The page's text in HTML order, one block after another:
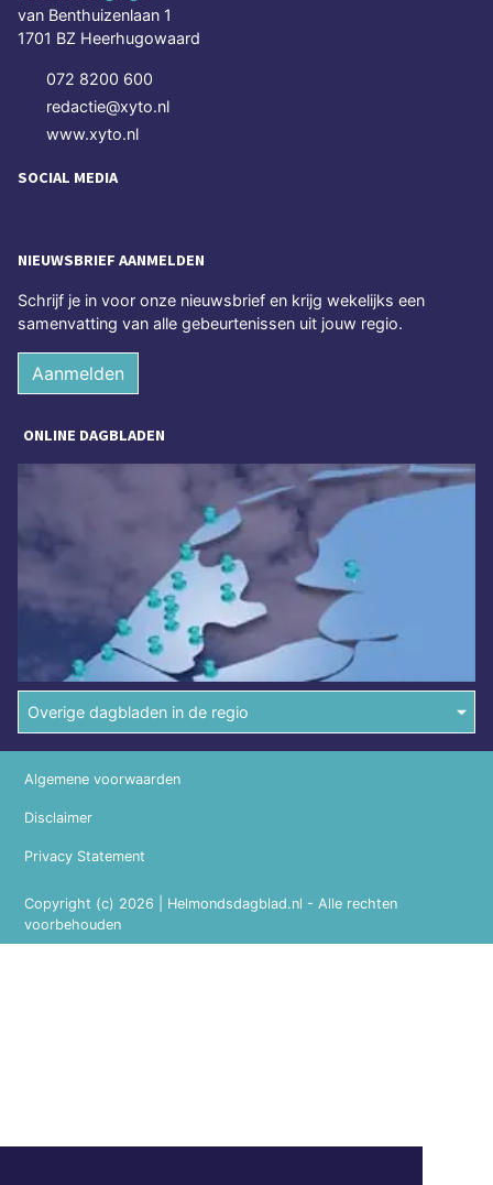
van Benthuizenlaan 1
1701 BZ Heerhugowaard
072 8200 600
redactie@xyto.nl
www.xyto.nl
SOCIAL MEDIA
NIEUWSBRIEF AANMELDEN
Schrijf je in voor onze nieuwsbrief en krijg wekelijks een
samenvatting van alle gebeurtenissen uit jouw regio.
Aanmelden
ONLINE DAGBLADEN
Overige dagbladen in de regio
Copyright (c) 2026 | Helmondsdagblad.nl - Alle rechten
voorbehouden
Algemene voorwaarden
Disclaimer
Privacy Statement